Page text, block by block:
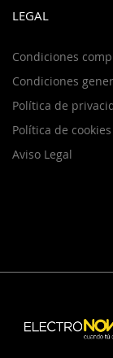
LEGAL
Condiciones
Condiciones
Política de
Política de cookies
Aviso Legal